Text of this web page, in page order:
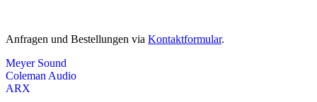
Anfragen und Bestellungen via Kontaktformular.
Meyer Sound
Coleman Audio
ARX